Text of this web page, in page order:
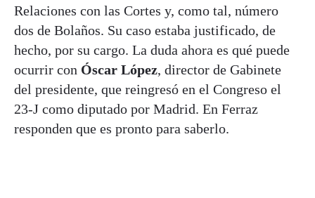
Relaciones con las Cortes y, como tal, número
dos de Bolaños. Su caso estaba justificado, de
hecho, por su cargo. La duda ahora es qué puede
ocurrir con Óscar López, director de Gabinete
del presidente, que reingresó en el Congreso el
23-J como diputado por Madrid. En Ferraz
responden que es pronto para saberlo.